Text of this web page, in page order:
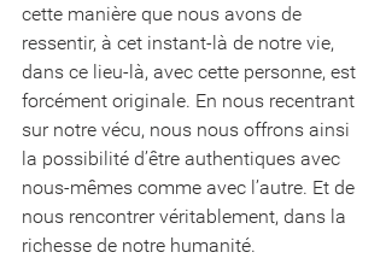
cette manière que nous avons de
ressentir, à cet instant-là de notre vie,
dans ce lieu-là, avec cette personne, est
forcément originale. En nous recentrant
sur notre vécu, nous nous offrons ainsi
la possibilité d’être authentiques avec
nous-mêmes comme avec l’autre. Et de
nous rencontrer véritablement, dans la
richesse de notre humanité.